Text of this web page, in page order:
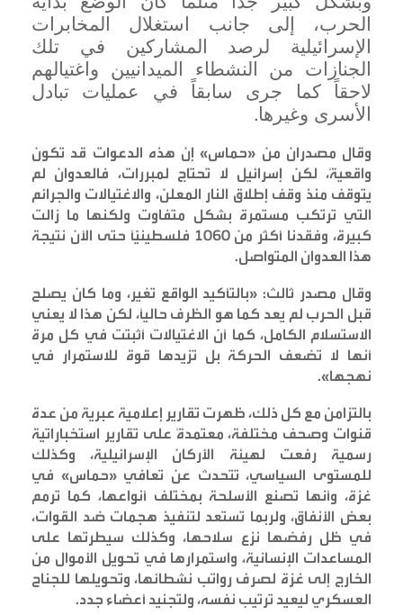
الحرب، إلى جانب استغلال المخابرات
الإسرائيلية لرصد المشاركين في تلك
الجنازات من النشطاء الميدانيين واغتيالهم
لاحقاً كما جرى سابقاً في عمليات تبادل
الأسرى وغيرها.
وقال مصدران من «حماس» إن هذه الدعوات قد تكون
واقعيةً، لكن إسرائيل لا تحتاج لمبررات، فالعدوان لم
يتوقف منذ وقف إطلاق النار المعلن، والاغتيالات والجرائم
التي ترتكب مستمرة بشكل متفاوت ولكنها ما زالت
كبيرة، وفقدنا أكثر من 1060 فلسطينيّاً حتى الآن نتيجة
هذا العدوان المتواصل.
وقال مصدر ثالث: «بالتأكيد الواقع تغير، وما كان يصلح
قبل الحرب لم يعد كما هو الظرف حالياً، لكن هذا لا يعني
الاستسلام الكامل، كما أن الاغتيالات أثبتت في كل مرة
أنها لا تضعف الحركة بل تزيدها قوة للاستمرار في
نهجها».
بالتزامن مع كل ذلك، ظهرت تقارير إعلامية عبرية من عدة
قنوات وصحف مختلفة، معتمدةً على تقارير استخباراتية
رسمية رفعت لهيئة الأركان الإسرائيلية، وكذلك
للمستوى السياسي، تتحدث عن تعافي «حماس» في
غزة، وأنها تصنع الأسلحة بمختلف أنواعها، كما ترمم
بعض الأنفاق، ولربما تستعد لتنفيذ هجمات ضد القوات،
في ظل رفضها نزع سلاحها، وكذلك سيطرتها على
المساعدات الإنسانية، واستمرارها في تحويل الأموال من
الخارج إلى غزة لصرف رواتب نشطائها، وتحويلها للجناح
العسكري ليعيد ترتيب نفسه، ولتجنيد أعضاء جدد.